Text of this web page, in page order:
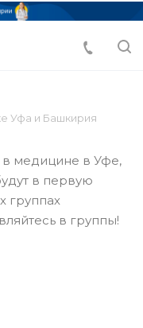
Уфа и Башкирия
в медицине в Уфе,
в первую
группах
в группы!